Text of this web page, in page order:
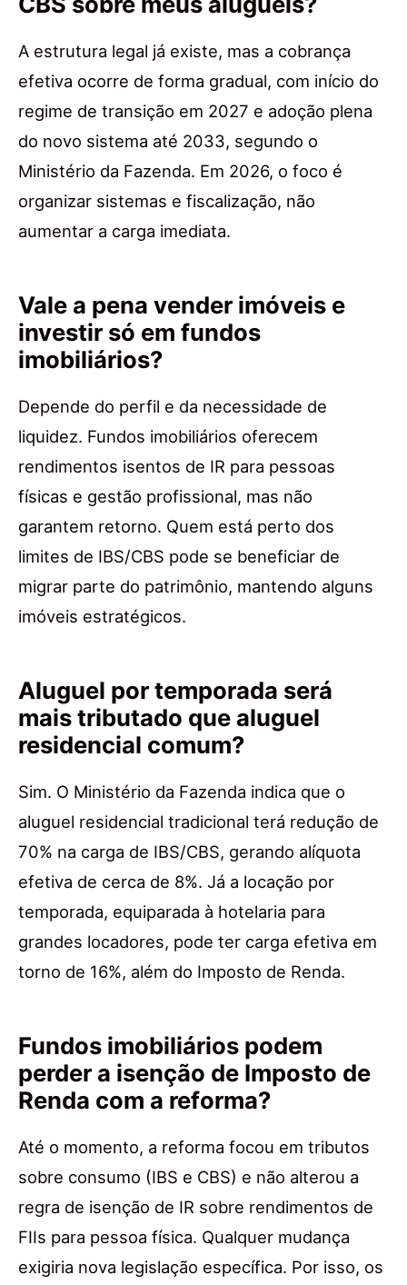
A estrutura legal já existe, mas a cobrança
efetiva ocorre de forma gradual, com início do
regime de transição em 2027 e adoção plena
do novo sistema até 2033, segundo o
Ministério da Fazenda. Em 2026, o foco é
organizar sistemas e fiscalização, não
aumentar a carga imediata.
Vale a pena vender imóveis e
investir só em fundos
imobiliários?
Depende do perfil e da necessidade de
liquidez. Fundos imobiliários oferecem
rendimentos isentos de IR para pessoas
físicas e gestão profissional, mas não
garantem retorno. Quem está perto dos
limites de IBS/CBS pode se beneficiar de
migrar parte do patrimônio, mantendo alguns
imóveis estratégicos.
Aluguel por temporada será
mais tributado que aluguel
residencial comum?
Sim. O Ministério da Fazenda indica que o
aluguel residencial tradicional terá redução de
70% na carga de IBS/CBS, gerando alíquota
efetiva de cerca de 8%. Já a locação por
temporada, equiparada à hotelaria para
grandes locadores, pode ter carga efetiva em
torno de 16%, além do Imposto de Renda.
Fundos imobiliários podem
perder a isenção de Imposto de
Renda com a reforma?
Até o momento, a reforma focou em tributos
sobre consumo (IBS e CBS) e não alterou a
regra de isenção de IR sobre rendimentos de
FIIs para pessoa física. Qualquer mudança
exigiria nova legislação específica. Por isso, os